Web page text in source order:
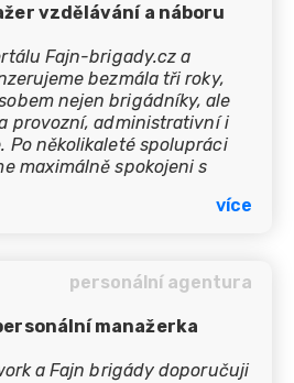
vzdělávání a náboru
Fajn-brigady.cz a
bezmála tři roky,
nejen brigádníky, ale
provozní, administrativní i
Po několikaleté spolupráci
maximálně spokojeni s
této společnosti mnoho stejně
více
personální agentura
manažerka
a Fajn brigády doporučuji